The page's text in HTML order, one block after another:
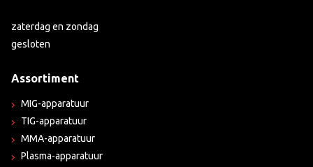
zaterdag en zondag
gesloten
Assortiment
MIG-apparatuur
TIG-apparatuur
MMA-apparatuur
Plasma-apparatuur